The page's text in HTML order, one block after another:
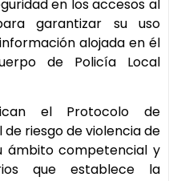
en los accesos al
garantizar su uso
alojada en él
de Policía Local
el Protocolo de
riesgo de violencia de
ámbito competencial y
que establece la